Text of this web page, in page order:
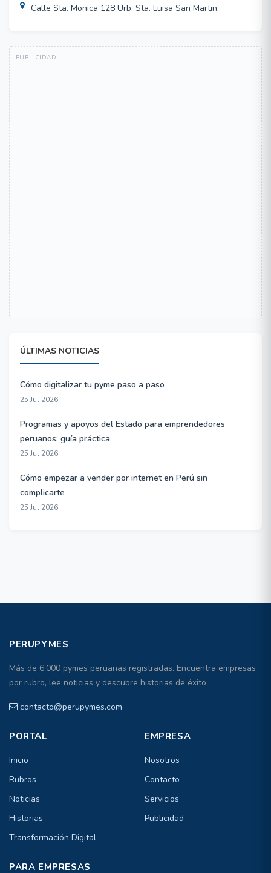
Calle Sta. Monica 128 Urb. Sta. Luisa San Martin
ÚLTIMAS NOTICIAS
Cómo digitalizar tu pyme paso a paso
25 Jul 2026
Programas y apoyos del Estado para emprendedores
peruanos: guía práctica
25 Jul 2026
Cómo empezar a vender por internet en Perú sin
complicarte
25 Jul 2026
PERUPYMES
Más de 6,000 pymes peruanas registradas. Encuentra empresas
por rubro, lee noticias y descubre historias de éxito.
contacto@perupymes.com
PORTAL
Inicio
Rubros
Noticias
Historias
Transformación Digital
EMPRESA
Nosotros
Contacto
Servicios
Publicidad
PARA EMPRESAS